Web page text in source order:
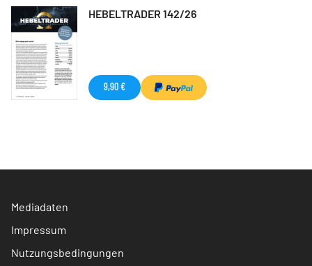
HEBELTRADER 142/26
9,90 €
Mediadaten
Impressum
Nutzungsbedingungen